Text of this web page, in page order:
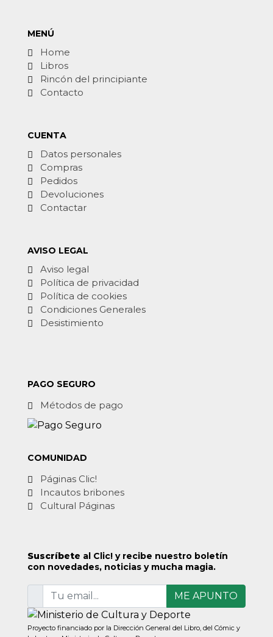
MENÚ
Home
Libros
Rincón del principiante
Contacto
CUENTA
Datos personales
Compras
Pedidos
Devoluciones
Contactar
AVISO LEGAL
Aviso legal
Política de privacidad
Política de cookies
Condiciones Generales
Desistimiento
PAGO SEGURO
Métodos de pago
COMUNIDAD
Páginas Clic!
Incautos bribones
Cultural Páginas
Suscríbete al Clic! y recibe nuestro boletín
con novedades, noticias y mucha magia.
ME APUNTO
Proyecto financiado por la Dirección General del Libro, del Cómic y